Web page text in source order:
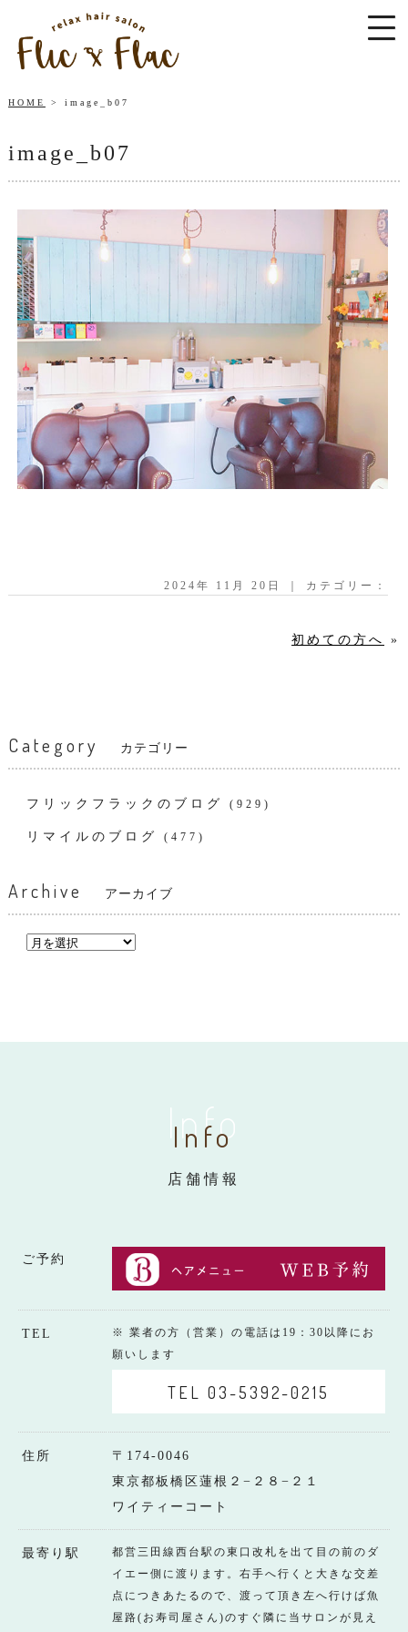
HOME image_b07
image_b07
2024年 11月 20日 ｜ カテゴリー：
初めての方へ »
Category カテゴリー
フリックフラックのブログ (929)
リマイルのブログ (477)
Archive アーカイブ
Info
Info
店舗情報
ご予約
TEL
※ 業者の方（営業）の電話は19：30以降にお
願いします
TEL 03-5392-0215
住所
〒174-0046
東京都板橋区蓮根２−２８−２１
ワイティーコート
最寄り駅
都営三田線西台駅の東口改札を出て目の前のダ
イエー側に渡ります。右手へ行くと大きな交差
点につきあたるので、渡って頂き左へ行けば魚
屋路(お寿司屋さん)のすぐ隣に当サロンが見え